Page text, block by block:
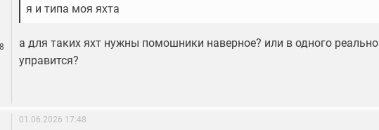
я и типа моя яхта
а для таких яхт нужны помошники наверное? или в одного реально
управится?
01.06.2026 17:48